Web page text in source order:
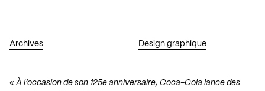
Archives Design graphique
« À l’occasion de son 125e anniversaire, Coca-Cola lance des